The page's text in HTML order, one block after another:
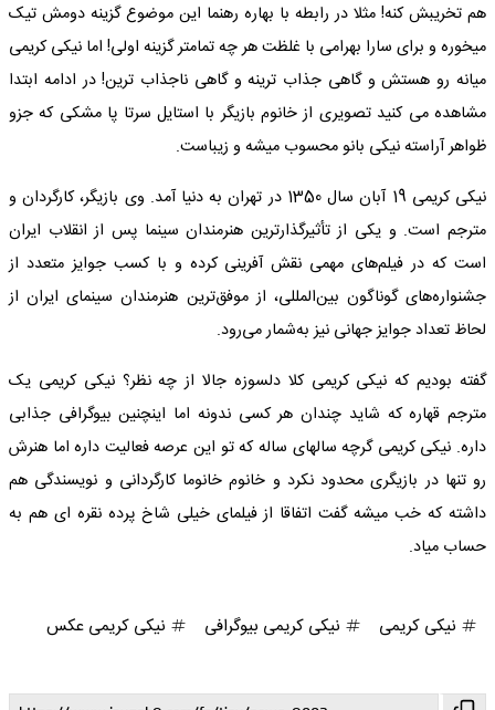
هم تخریبش کنه! مثلا در رابطه با بهاره رهنما این موضوع گزینه دومش تیک
میخوره و برای سارا بهرامی با غلظت هر چه تمامتر گزینه اولی! اما نیکی کریمی
میانه رو هستش و گاهی جذاب ترینه و گاهی ناجذاب ترین! در ادامه ابتدا
مشاهده می کنید تصویری از خانوم بازیگر با استایل سرتا پا مشکی که جزو
ظواهر آراسته نیکی بانو محسوب میشه و زیباست.
نیکی کریمی 19 آبان سال 1350 در تهران به دنیا آمد. وی بازیگر، کارگردان و
مترجم است. و یکی از تأثیرگذارترین هنرمندان سینما پس از انقلاب ایران
است که در فیلم‌های مهمی نقش آفرینی کرده و با کسب جوایز متعدد از
جشنواره‌های گوناگون بین‌المللی، از موفق‌ترین هنرمندان سینمای ایران از
لحاظ تعداد جوایز جهانی نیز به‌شمار می‌رود.
گفته بودیم که نیکی کریمی کلا دلسوزه جالا از چه نظر؟ نیکی کریمی یک
مترجم قهاره که شاید چندان هر کسی ندونه اما اینچنین بیوگرافی جذابی
داره. نیکی کریمی گرچه سالهای ساله که تو این عرصه فعالیت داره اما هنرش
رو تنها در بازیگری محدود نکرد و خانوم خانوما کارگردانی و نویسندگی هم
داشته که خب میشه گفت اتفاقا از فیلمای خیلی شاخ پرده نقره ای هم به
حساب میاد.
نیکی کریمی نیکی کریمی بیوگرافی نیکی کریمی عکس